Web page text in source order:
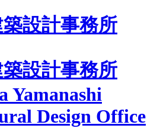
Yamanashi
Design Office